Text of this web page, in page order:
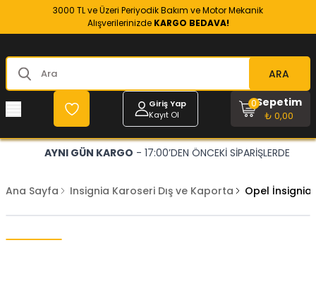
3000 TL ve Üzeri Periyodik Bakım ve Motor Mekanik
Alışverilerinizde KARGO BEDAVA!
ARA
Giriş Yap
Kayıt Ol
Sepetim
₺ 0,00
0
AYNI GÜN KARGO - 17:00’DEN ÖNCEKİ SİPARİŞLERDE
Ana Sayfa Insignia Karoseri Dış ve Kaporta Opel İnsignia